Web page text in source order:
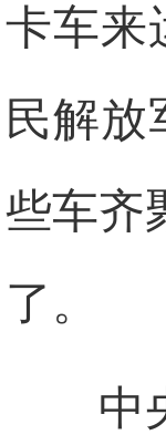
卡车来
民解放
些车齐
了。
中